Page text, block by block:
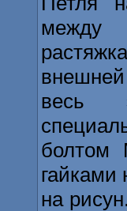
между
весь
болтом
гайками
на